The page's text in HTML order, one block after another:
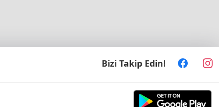
Bizi Takip Edin!